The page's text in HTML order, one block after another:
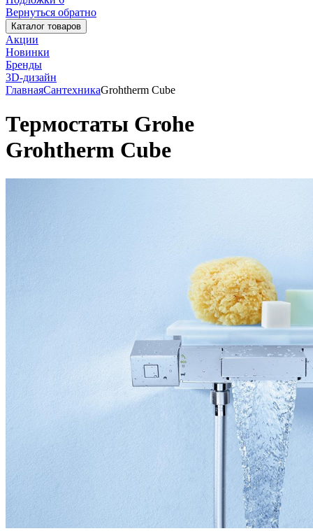
Вернуться обратно
Каталог товаров
Акции
Новинки
Бренды
3D-дизайн
ГлавнаяСантехникаGrohtherm Cube
Термостаты Grohe
Grohtherm Cube